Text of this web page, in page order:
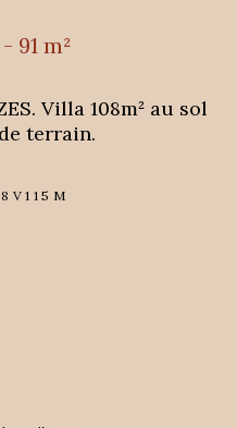
91 m²
Villa 108m² au sol
terrain.